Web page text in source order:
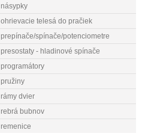
násypky
ohrievacie telesá do pračiek
prepínače/spínače/potenciometre
presostaty - hladinové spínače
programátory
pružiny
rámy dvier
rebrá bubnov
remenice